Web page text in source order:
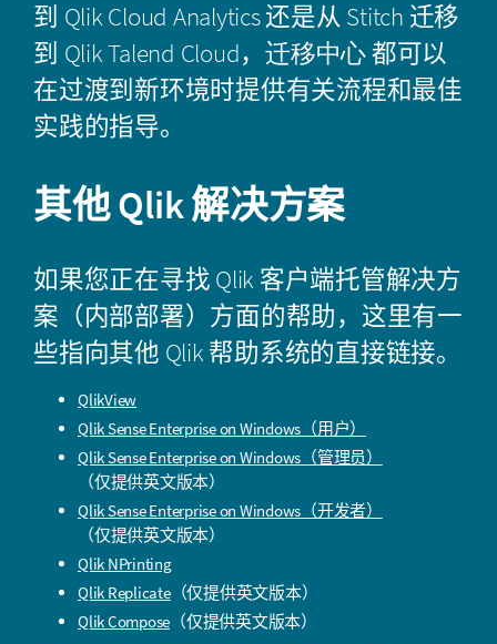
到 Qlik Cloud Analytics还是从 Stitch 迁移
到 Qlik Talend Cloud， 迁移中心都可以
在过渡到新环境时提供有关流程和最佳
实践的指导。
其他Qlik解决方案
如果您正在寻找 Qlik 客户端托管解决方
案（内部部署）方面的帮助，这里有一
些指向其他 Qlik帮助系统的直接链接。
QlikView
Qlik Sense Enterprise on Windows （用户）
Qlik Sense Enterprise on Windows （管理员）
（仅提供英文版本）
Qlik Sense Enterprise on Windows （开发者）
（仅提供英文版本）
Qlik NPrinting
Qlik Replicate（仅提供英文版本）
Qlik Compose （仅提供英文版本）